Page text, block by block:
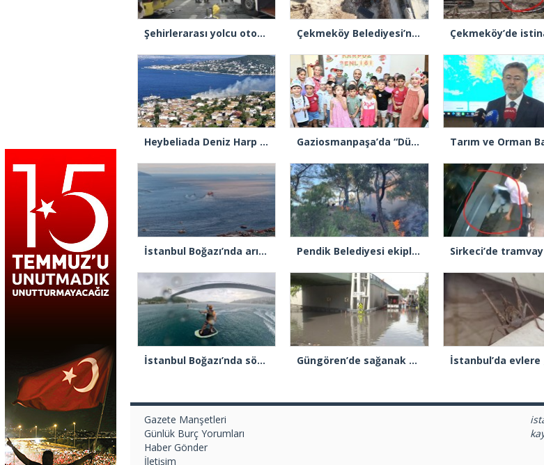
Şehirlerarası yolcu otobüsü ile İETT otobüsü çarpıştı: 4 yaralı Çekmeköy Belediyesi’nden hafriyat çökmesine ilişkin açıklama
Heybeliada Deniz Harp Okulu’nda çıkan yangın söndürüldü Gaziosmanpaşa’da “Dünya Karpuz Günü” festival havasında kutlandı
İstanbul Boğazı’nda arızalanan gemi Ahırkapı’ya demirlendi Pendik Belediyesi ekipleri Balıkesir’deki orman yangınına müdahale ediyor
İstanbul Boğazı’nda sörf yaparken fırtınaya yakalandılar Güngören’de sağanak alt geçidi göle çevirdi: Yol trafiğe kapatıldı
Gazete Manşetleri
Günlük Burç Yorumları
Haber Gönder
İletişim